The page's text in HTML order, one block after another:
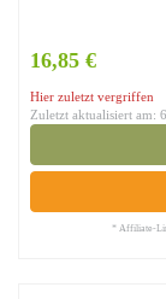
16,85 €
Hier zuletzt vergriffen
Zuletzt aktualisiert am:
* Affiliate-